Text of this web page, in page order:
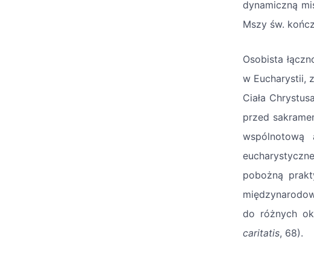
dynamiczną
Mszy św.
Osobista
w Eucharystii,
Ciała
przed
wspólnotową
pobożną
do różnych
caritatis, 68).